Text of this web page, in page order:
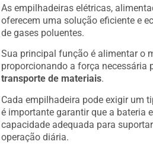
As empilhadeiras elétricas,
oferecem uma solução eficiente e
de gases poluentes.
Sua principal função é alimentar o
proporcionando a força necessária
transporte de materiais.
Cada empilhadeira pode exigir um
é importante garantir que a bateria
capacidade adequada para
operação diária.